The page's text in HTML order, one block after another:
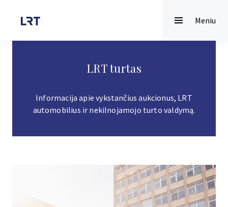
Meniu
LRT turtas
Informacija apie vykstančius aukcionus, LRT
automobilius ir nekilnojamojo turto valdymą.